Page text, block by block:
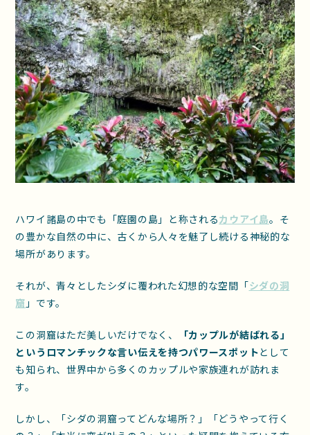
ハワイ諸島の中でも「庭園の島」と称されるカウアイ島。そ
の豊かな自然の中に、古くから人々を魅了し続ける神秘的な
場所があります。
それが、青々としたシダに覆われた幻想的な空間「シダの洞
窟 」です。
この洞窟はただ美しいだけでなく、
「カップルが結ばれる」
というロマンチックな言い伝えを持つパワースポットとして
も知られ、世界中から多くのカップルや家族連れが訪れま
す。
しかし、「シダの洞窟ってどんな場所？」「どうやって行く